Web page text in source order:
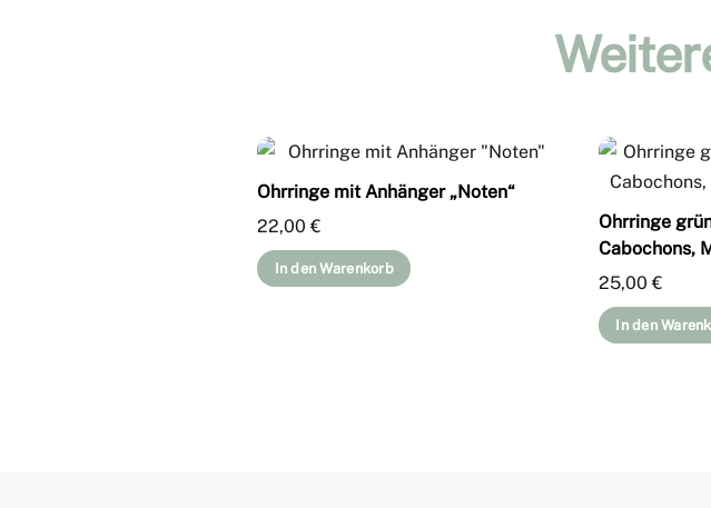
Ohrringe mit Anhänger „Noten“
22,00€
In den Warenkorb
Ohrringe
Cabochons,
25,00€
In den